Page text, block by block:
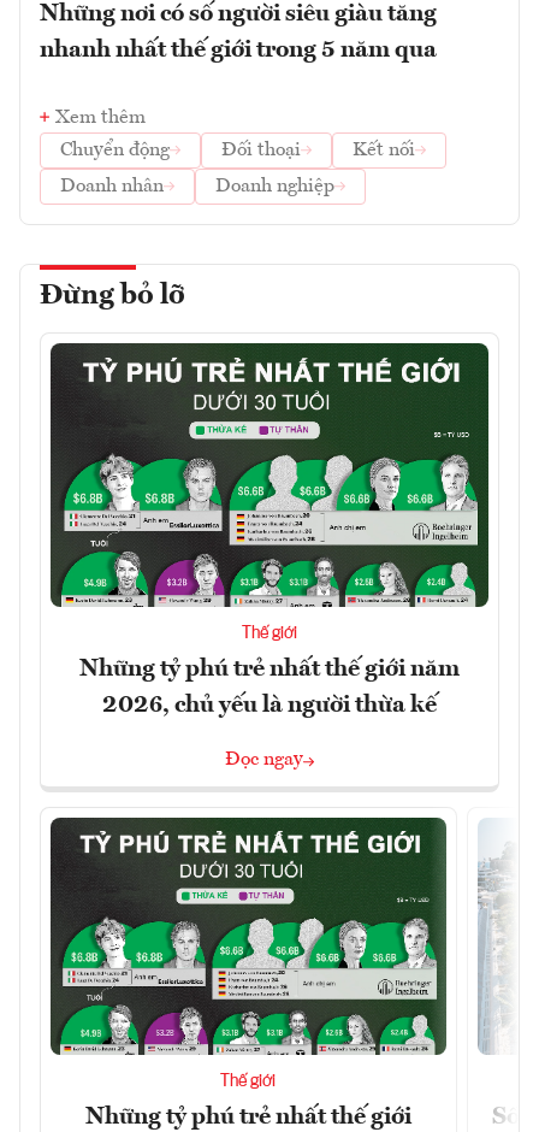
Những nơi có số người siêu giàu tăng
nhanh nhất thế giới trong 5 năm qua
Xem thêm
Chuyển động
Đối thoại
Kết nối
Doanh nhân
Doanh nghiệp
Đừng bỏ lỡ
Thế giới
Những tỷ phú trẻ nhất thế giới năm
2026, chủ yếu là người thừa kế
Đọc ngay
Thế giới
Những tỷ phú trẻ nhất thế giới
Số